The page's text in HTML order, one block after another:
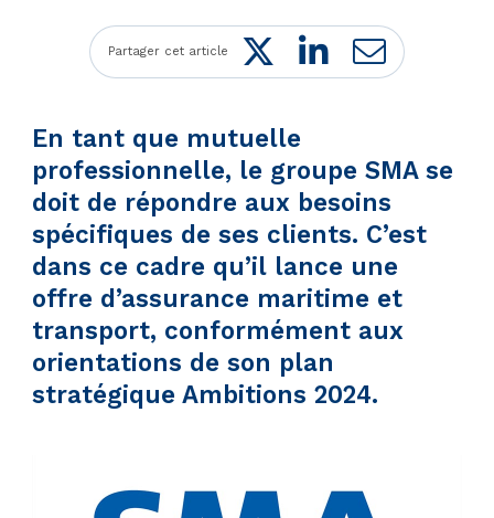
Partager cet article Twitter
LinkedIn
Mail
En tant que mutuelle
professionnelle, le groupe SMA se
doit de répondre aux besoins
spécifiques de ses clients. C’est
dans ce cadre qu’il lance une
offre d’assurance maritime et
transport, conformément aux
orientations de son plan
stratégique Ambitions 2024.